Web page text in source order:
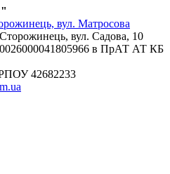
вул. Матросова
вул. Садова, 10
в ПрАТ АТ КБ
42682233